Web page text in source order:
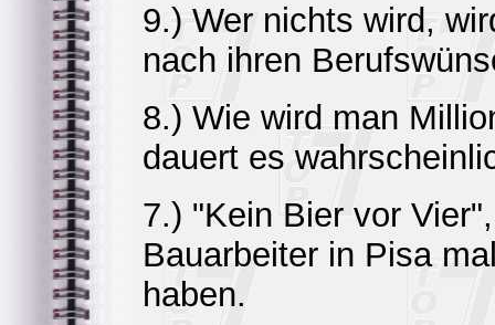
9.) Wer nichts wird,
nach ihren
8.) Wie wird man
dauert es
7.) "Kein Bier vor
Bauarbeiter in Pisa
haben.